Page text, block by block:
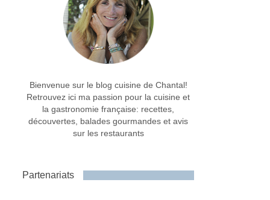
Bienvenue sur le blog cuisine de Chantal!
Retrouvez ici ma passion pour la cuisine et
la gastronomie française: recettes,
découvertes, balades gourmandes et avis
sur les restaurants
Partenariats